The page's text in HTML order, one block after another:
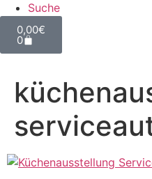
Suche
0,00€
0